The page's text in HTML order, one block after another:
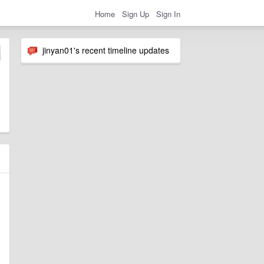
Home Sign Up Sign In
jinyan01's recent timeline updates